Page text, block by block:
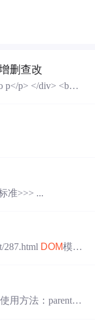
删查改
2019独角兽企业重金招聘Python工程师标准>>> ...
287.html DOM模型
也都是
&lt;span &gt;何永&
用方法：parentN